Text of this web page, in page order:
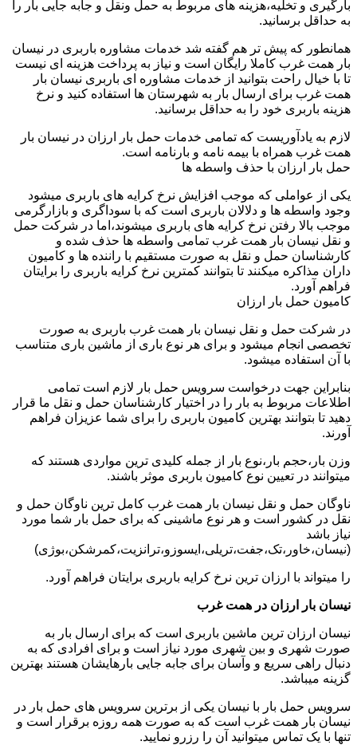
بارگیری و تخلیه،هزینه های مربوط به حمل ونقل و جابه جایی بار را
به حداقل برسانید.
همانطور که پیش تر هم گفته شد خدمات مشاوره باربری در نیسان
بار همت غرب کاملا رایگان است و نیاز به پرداخت هزینه ای نیست
تا با خیال راحت بتوانید از خدمات مشاوره ای باربری نیسان بار
همت غرب برای ارسال بار به شهرستان ها استفاده کنید و نرخ
هزینه باربری خود را به حداقل برسانید.
لازم به یادآوریست که تمامی خدمات حمل بار ارزان در نیسان بار
همت غرب همراه با بیمه نامه و بارنامه است.
حمل بار ارزان با حذف واسطه ها
یکی از عواملی که موجب افزایش نرخ کرایه های باربری میشود
وجود واسطه ها و دلالان باربری است که با سوداگری و بازارگرمی
موجب بالا رفتن نرخ کرایه های باربری میشوند،اما در شرکت حمل
و نقل نیسان بار همت غرب تمامی واسطه ها حذف شده و
کارشناسان حمل و نقل به صورت مستقیم با راننده ها و کامیون
داران مذاکره میکنند تا بتوانند کمترین نرخ کرایه باربری را برایتان
فراهم آورد.
کامیون حمل بار ارزان
در شرکت حمل و نقل نیسان بار همت غرب باربری به صورت
تخصصی انجام میشود و برای هر نوع باری از ماشین باری متناسب
با آن استفاده میشود.
بنابراین جهت درخواست سرویس حمل بار لازم است تمامی
اطلاعات مربوط به بار را در اختیار کارشناسان حمل و نقل ما قرار
دهید تا بتوانند بهترین کامیون باربری را برای شما عزیزان فراهم
آورند.
وزن بار،حجم بار،نوع بار از جمله کلیدی ترین مواردی هستند که
میتوانند در تعیین نوع کامیون باربری موثر باشند.
ناوگان حمل و نقل نیسان بار همت غرب کامل ترین ناوگان حمل و
نقل در کشور است و هر نوع ماشینی که برای حمل بار شما مورد
نیاز باشد
(نیسان،خاور،تک،جفت،تریلی،ایسوزو،ترانزیت،کمرشکن،بوژی)
را میتواند با ارزان ترین نرخ کرایه باربری برایتان فراهم آورد.
نیسان بار ارزان در همت غرب
نیسان ارزان ترین ماشین باربری است که برای ارسال بار به
صورت شهری و بین شهری مورد نیاز است و برای افرادی که به
دنبال راهی سریع و وآسان برای جابه جایی بارهایشان هستند بهترین
گزینه میباشد.
سرویس حمل بار با نیسان یکی از برترین سرویس های حمل بار در
نیسان بار همت غرب است که به صورت همه روزه برقرار است و
تنها با یک تماس میتوانید آن را رزرو نمایید.